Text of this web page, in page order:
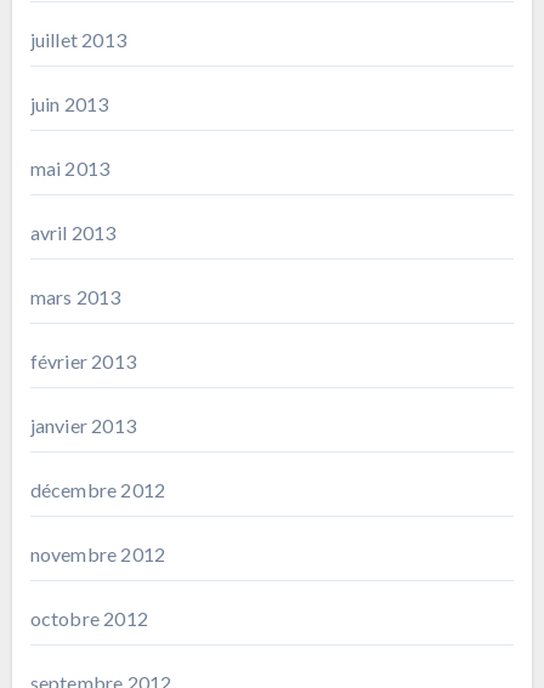
juillet 2013
juin 2013
mai 2013
avril 2013
mars 2013
février 2013
janvier 2013
décembre 2012
novembre 2012
octobre 2012
septembre 2012